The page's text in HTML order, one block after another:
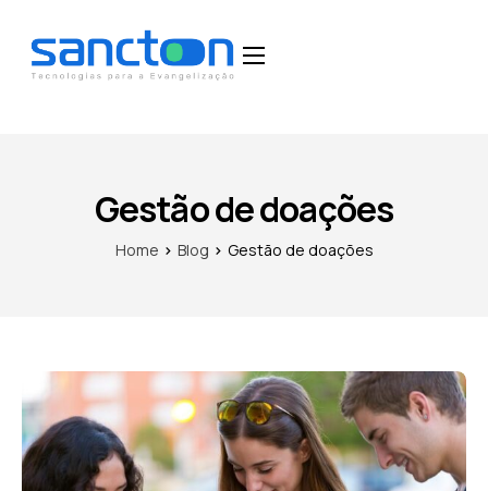
DepoimentosGestão de doações
Home Blog Gestão de doações